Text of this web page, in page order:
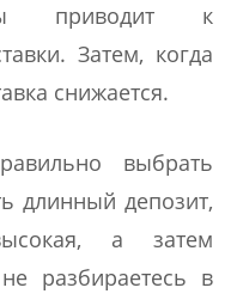
приводит к
Затем, когда
снижается.
выбрать
длинный депозит,
а затем
разбираетесь в